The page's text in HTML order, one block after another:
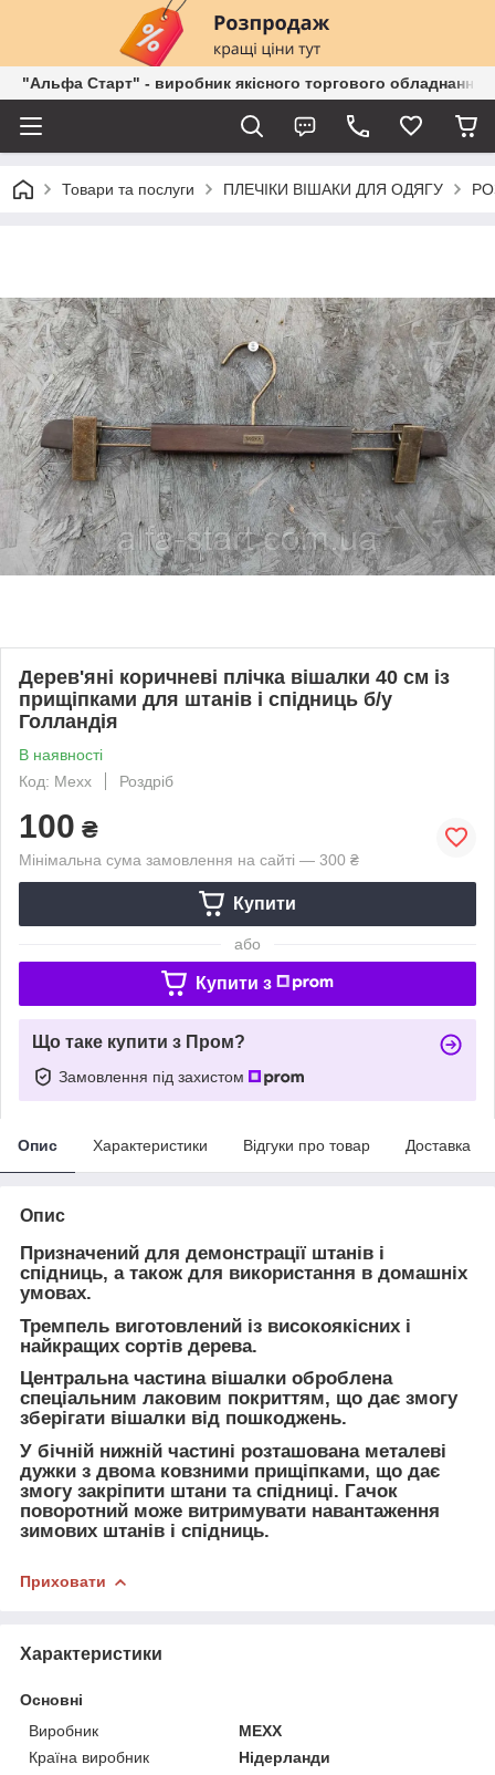
"Альфа Старт" - виробник якісного торгового обладнання
Товари та послуги ПЛЕЧІКИ ВІШАКИ ДЛЯ ОДЯГУ
Дерев'яні коричневі плічка вішалки 40 см із
прищіпками для штанів і спідниць б/у
Голландія
В наявності
Код: Mexx
Роздріб
100 ₴
Мінімальна сума замовлення на сайті — 300 ₴
Купити
або
Купити з
Що таке купити з Пром?
Замовлення під захистом
Опис Характеристики Відгуки про товар Доставка
Опис
Призначений для демонстрації штанів і
спідниць, а також для використання в домашніх
умовах.
Тремпель виготовлений із високоякісних і
найкращих сортів дерева.
Центральна частина вішалки оброблена
спеціальним лаковим покриттям, що дає змогу
зберігати вішалки від пошкоджень.
У бічній нижній частині розташована металеві
дужки з двома ковзними прищіпками, що дає
змогу закріпити штани та спідниці. Гачок
поворотний може витримувати навантаження
зимових штанів і спідниць.
Приховати
Характеристики
Основні
Виробник
MEXX
Країна виробник
Нідерланди